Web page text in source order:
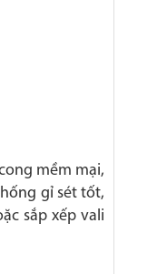
mềm mại,
gỉ sét tốt,
sắp xếp vali